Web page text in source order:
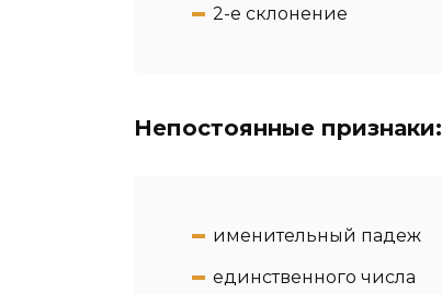
2-e склонение
Непостоянные признаки:
именительный падеж
единственного числа